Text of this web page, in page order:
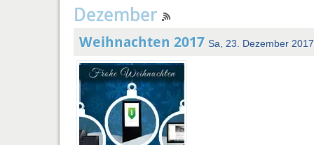
Dezember
Weihnachten 2017 Sa, 23. Dezember 2017